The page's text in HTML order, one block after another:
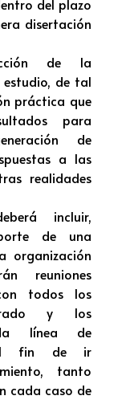
del plazo
disertación
de la
de tal
práctica que
para
de
a las
realidades
incluir,
de una
organización
reuniones
todos los
y los
línea de
el fin de ir
tanto
cada caso de